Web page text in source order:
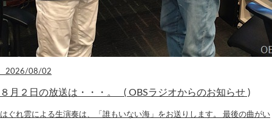
2026/08/02
８月２日の放送は・・・。 ( OBSラジオからのお知らせ )
はぐれ雲による生演奏は、「誰もいない海」をお送りします。 最後の曲がい